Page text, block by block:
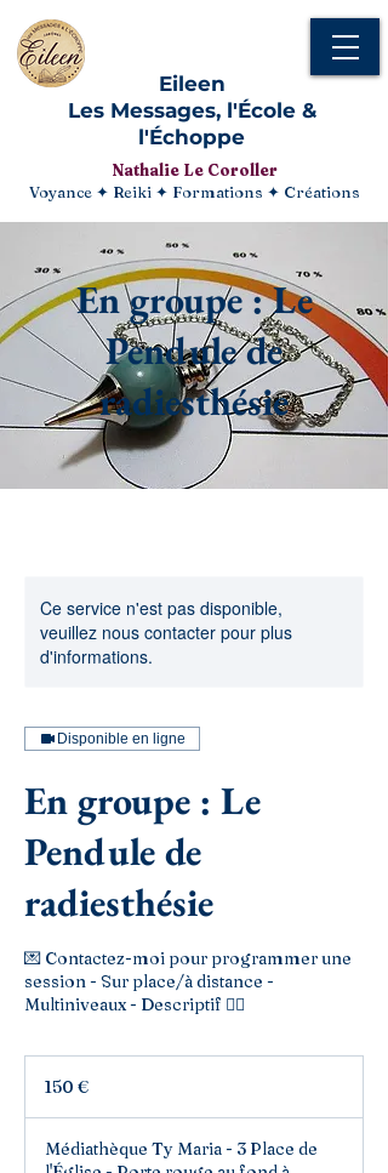
Eileen
Les Messages, l'École &
l'Échoppe
Nathalie Le Coroller
Voyance ✦ Reiki ✦ Formations ✦ Créations
En groupe : Le
Pendule de
radiesthésie
Ce service n'est pas disponible,
veuillez nous contacter pour plus
d'informations.
Disponible en ligne
En groupe : Le
Pendule de
radiesthésie
💌 Contactez-moi pour programmer une
session - Sur place/à distance -
Multiniveaux - Descriptif 👇🏼
150 €
Médiathèque Ty Maria - 3 Place de